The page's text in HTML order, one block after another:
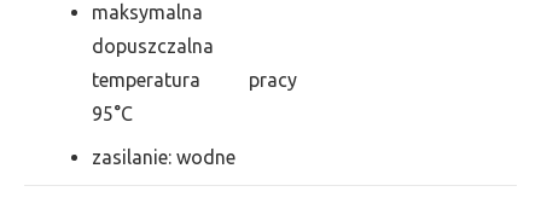
maksymalna
dopuszczalna
temperatura pracy
95°C
zasilanie: wodne